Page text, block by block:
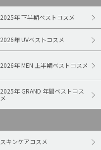
2025年 下半期ベストコスメ
2026年 UVベストコスメ
2026年 MEN 上半期ベストコスメ
2025年 GRAND 年間ベストコス
メ
スキンケアコスメ